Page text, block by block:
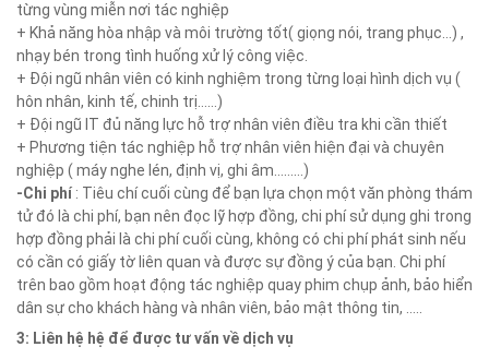
từng vùng miễn nơi tác nghiệp
+ Khả năng hòa nhập và môi trường tốt( giọng nói, trang phục…) ,
nhạy bén trong tình huống xử lý công việc.
+ Đội ngũ nhân viên có kinh nghiệm trong từng loại hình dịch vụ (
hôn nhân, kinh tế, chinh trị……)
+ Đội ngũ IT đủ năng lực hỗ trợ nhân viên điều tra khi cần thiết
+ Phương tiện tác nghiệp hỗ trợ nhân viên hiện đại và chuyên
nghiệp ( máy nghe lén, định vị, ghi âm………)
-Chi phí : Tiêu chí cuối cùng để bạn lựa chọn một văn phòng thám
tử đó là chi phí, bạn nên đọc lỹ hợp đồng, chi phí sử dụng ghi trong
hợp đồng phải là chi phí cuối cùng, không có chi phí phát sinh nếu
có cần có giấy tờ liên quan và được sự đồng ý của bạn. Chi phí
trên bao gồm hoạt động tác nghiệp quay phim chụp ảnh, bảo hiển
dân sự cho khách hàng và nhân viên, bảo mật thông tin, …..
3: Liên hệ hệ để được tư vấn về dịch vụ